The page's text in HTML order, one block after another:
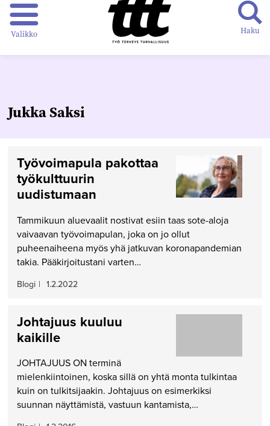
Valikko Haku
Jukka Saksi
Työvoimapula pakottaa
työkulttuurin
uudistumaan
Tammikuun aluevaalit nostivat esiin taas sote-aloja
vaivaavan työvoimapulan, joka on jo ollut
puheenaiheena myös yhä jatkuvan koronapandemian
takia. Pääkirjoitustani varten…
Blogi | 1.2.2022
Johtajuus kuuluu
kaikille
JOHTAJUUS ON terminä
mielenkiintoinen, koska sillä on yhtä monta tulkintaa
kuin on tulkitsijaakin. Johtajuus on esimerkiksi
suunnan näyttämistä, vastuun kantamista,…